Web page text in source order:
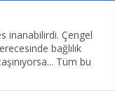
inanabilirdi. Çengel
bağlılık
Tüm bu